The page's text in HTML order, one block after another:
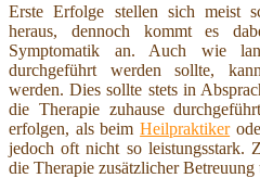
Erste Erfolge stellen sich meist
heraus, dennoch kommt es
Symptomatik an. Auch wie
durchgeführt werden sollte,
werden. Dies sollte stets in
die Therapie zuhause
erfolgen, als beimHeilpraktiker
jedoch oft nicht so leistungsstark.
die Therapie zusätzlicher